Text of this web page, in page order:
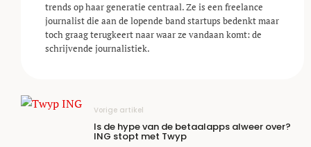
trends op haar generatie centraal. Ze is een freelance
journalist die aan de lopende band startups bedenkt maar
toch graag terugkeert naar waar ze vandaan komt: de
schrijvende journalistiek.
Vorige artikel
Is de hype van de betaalapps alweer over?
ING stopt met Twyp